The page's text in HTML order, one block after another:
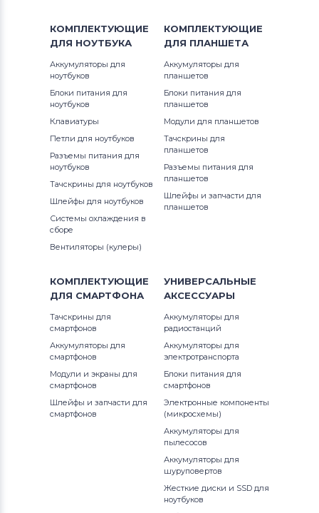
КОМПЛЕКТУЮЩИЕ
ДЛЯ НОУТБУКА
Аккумуляторы для
ноутбуков
Блоки питания для
ноутбуков
Клавиатуры
Петли для ноутбуков
Разъемы питания для
ноутбуков
Тачскрины для ноутбуков
Шлейфы для ноутбуков
Системы охлаждения в
сборе
Вентиляторы (кулеры)
КОМПЛЕКТУЮЩИЕ
ДЛЯ ПЛАНШЕТА
Аккумуляторы для
планшетов
Блоки питания для
планшетов
Модули для планшетов
Тачскрины для
планшетов
Разъемы питания для
планшетов
Шлейфы и запчасти для
планшетов
КОМПЛЕКТУЮЩИЕ
ДЛЯ СМАРТФОНА
Тачскрины для
смартфонов
Аккумуляторы для
смартфонов
Модули и экраны для
смартфонов
Шлейфы и запчасти для
смартфонов
УНИВЕРСАЛЬНЫЕ
АКСЕССУАРЫ
Аккумуляторы для
радиостанций
Аккумуляторы для
электротранспорта
Блоки питания для
смартфонов
Электронные компоненты
(микросхемы)
Аккумуляторы для
пылесосов
Аккумуляторы для
шуруповертов
Жесткие диски и SSD для
ноутбуков